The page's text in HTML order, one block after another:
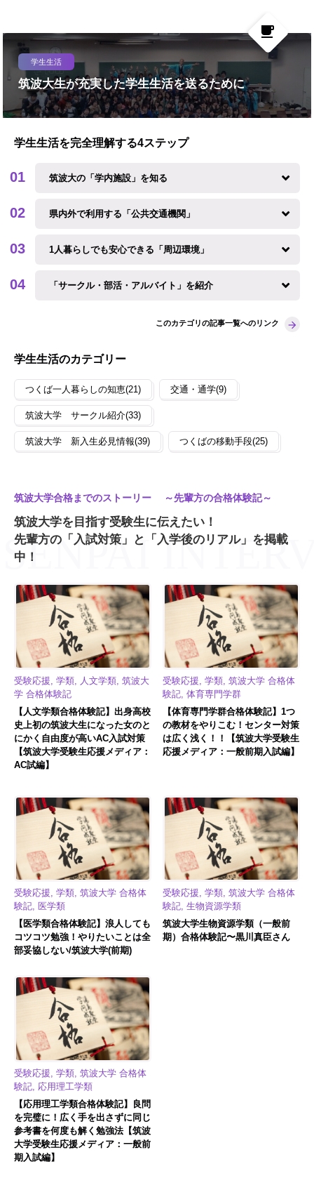
local_cafe
学生生活
筑波大生が充実した学生生活を送るために
学生生活を完全理解する4ステップ
筑波大の「学内施設」を知る
県内外で利用する「公共交通機関」
1人暮らしでも安心できる「周辺環境」
「サークル・部活・アルバイト」を紹介
このカテゴリの記事一覧へのリンク
学生生活のカテゴリー
つくば一人暮らしの知恵(21) 交通・通学(9)
筑波大学 サークル紹介(33)
筑波大学 新入生必見情報(39) つくばの移動手段(25)
筑波大学合格までのストーリー ～先輩方の合格体験記～
筑波大学を目指す受験生に伝えたい！
先輩方の「入試対策」と「入学後のリアル」を掲載
中！
受験応援, 学類, 人文学類, 筑波大
学 合格体験記
【人文学類合格体験記】出身高校
史上初の筑波大生になった女のと
にかく自由度が高いAC入試対策
【筑波大学受験生応援メディア：
AC試編】
受験応援, 学類, 筑波大学 合格体
験記, 体育専門学群
【体育専門学群合格体験記】1つ
の教材をやりこむ！センター対策
は広く浅く！！【筑波大学受験生
応援メディア：一般前期入試編】
受験応援, 学類, 筑波大学 合格体
験記, 医学類
【医学類合格体験記】浪人しても
コツコツ勉強！やりたいことは全
部妥協しない/筑波大学(前期)
受験応援, 学類, 筑波大学 合格体
験記, 生物資源学類
筑波大学生物資源学類（一般前
期）合格体験記〜黒川真臣さん
受験応援, 学類, 筑波大学 合格体
験記, 応用理工学類
【応用理工学類合格体験記】良問
を完璧に！広く手を出さずに同じ
参考書を何度も解く勉強法【筑波
大学受験生応援メディア：一般前
期入試編】